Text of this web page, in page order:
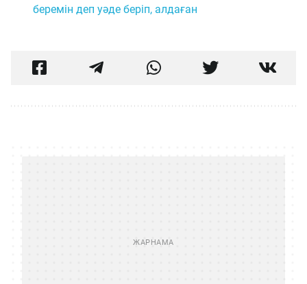
беремін деп уәде беріп, алдаған